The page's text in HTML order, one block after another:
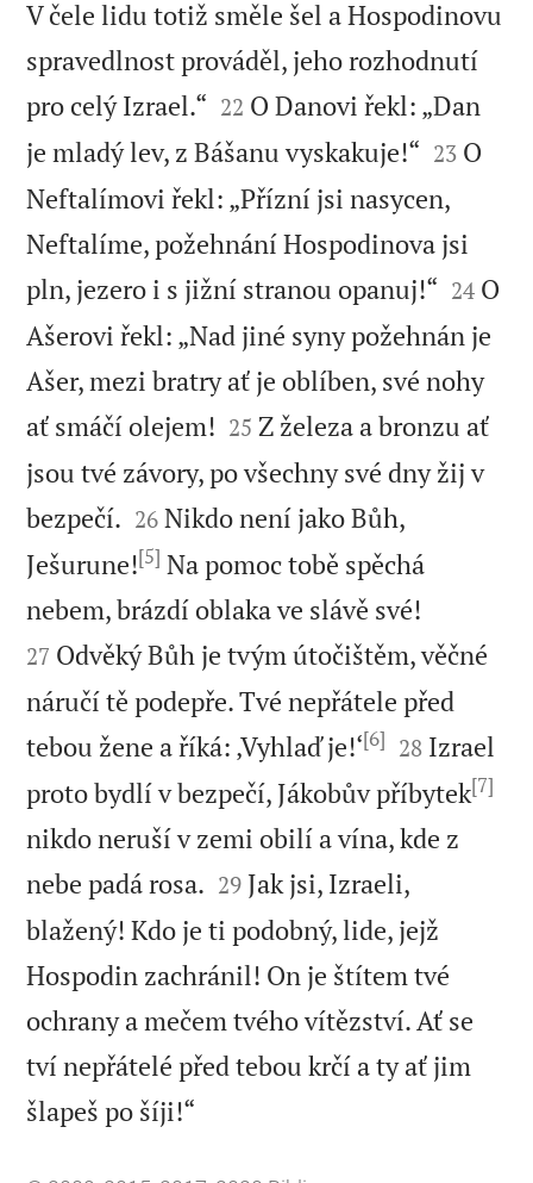
V čele lidu totiž směle šel a Hospodinovu
spravedlnost prováděl, jeho rozhodnutí
pro celý Izrael.“ 

22 O Danovi řekl: „Dan
je mladý lev, z Bášanu vyskakuje!“ 

23 O
Neftalímovi řekl: „Přízní jsi nasycen,
Neftalíme, požehnání Hospodinova jsi
pln, jezero i s jižní stranou opanuj!“ 

24 O
Ašerovi řekl: „Nad jiné syny požehnán je
Ašer, mezi bratry ať je oblíben, své nohy
ať smáčí olejem! 

25 Z železa a bronzu ať
jsou tvé závory, po všechny své dny žij v
bezpečí. 

26 Nikdo není jako Bůh,
Ješurune![5] Na pomoc tobě spěchá
nebem, brázdí oblaka ve slávě své!
27 Odvěký Bůh je tvým útočištěm, věčné
náručí tě podepře. Tvé nepřátele před
tebou žene a říká: ‚Vyhlaď je!‘[6] 

28 Izrael
proto bydlí v bezpečí, Jákobův příbytek[7]
nikdo neruší v zemi obilí a vína, kde z
nebe padá rosa. 

29 Jak jsi, Izraeli,
blažený! Kdo je ti podobný, lide, jejž
Hospodin zachránil! On je štítem tvé
ochrany a mečem tvého vítězství. Ať se
tví nepřátelé před tebou krčí a ty ať jim
šlapeš po šíji!“